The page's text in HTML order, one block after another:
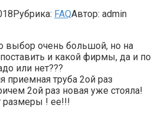
Рубрика: FAQАвтор: admin
выбор очень большой, но на
и какой фирмы, да и по
или нет???
приемная труба 2ой раз
2ой раз новая уже стояла!
размеры ! ее!!!